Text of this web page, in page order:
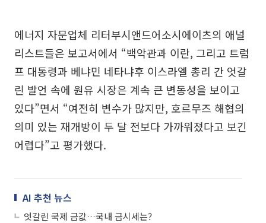
에너지 자문업체 리터부시앤드어소시에이츠의 애널
리스트들은 보고서에서 “백악관과 이란, 그리고 트럼
프 대통령과 베냐민 네타냐후 이스라엘 총리 간 엇갈
린 발언 속에 원유 시장은 계속 큰 변동성을 보이고
있다”면서 “여전히 변수가 많지만, 호르무즈 해협의
의미 있는 재개방이 두 달 전보다 가까워졌다고 보긴
어렵다”고 평가했다.
AI 추천 뉴스
엇갈린 국제 금값…국내 금시세는?